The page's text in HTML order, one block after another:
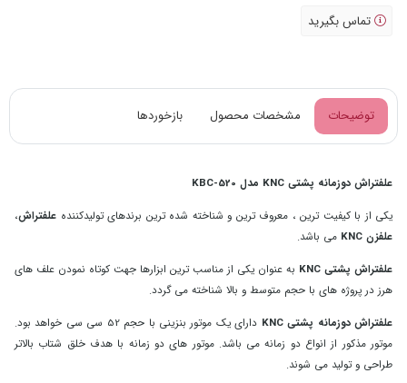
تماس بگیرید
توضیحات مشخصات محصول بازخوردها
علفتراش دوزمانه پشتی KNC مدل KBC-520
یکی از با کیفیت ترین ، معروف ترین و شناخته شده ترین برندهای تولیدکننده علفتراش،
علفزن KNC
می باشد.
علفتراش پشتی KNC
به عنوان یکی از مناسب ترین ابزارها جهت کوتاه نمودن علف های
هرز در پروژه های با حجم متوسط و بالا شناخته می گردد.
علفتراش دوزمانه پشتی KNC
دارای یک موتور بنزینی با حجم 52 سی سی خواهد بود.
موتور مذکور از انواع دو زمانه می ‌باشد. موتور های دو زمانه با هدف خلق شتاب بالاتر
طراحی و تولید می ‌شوند.